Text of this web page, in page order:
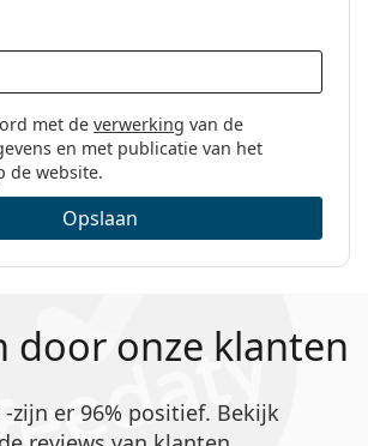
met deverwerking van de
en met publicatie van het
de website.
Opslaan
door onze klanten
-zijn er 96% positief. Bekijk